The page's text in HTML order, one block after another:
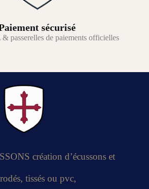
sécurisé
passerelles de paiements officielles
création d’écussons et
tissés ou pvc,